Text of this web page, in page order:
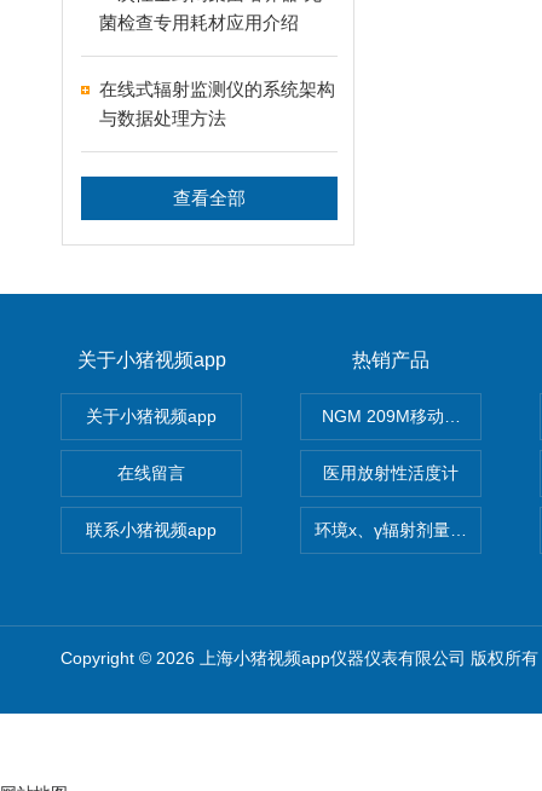
菌检查专用耗材应用介绍
在线式辐射监测仪的系统架构
与数据处理方法
查看全部
关于小猪视频app
关于小猪视频app
在线留言
联系小猪视频app
热销产品
NGM 209M移动式惰性气体
医用放射性活度计
环境x、γ辐射剂量率仪
Copyright © 2026 上海小猪视频app仪器仪表有限公司 版权所有